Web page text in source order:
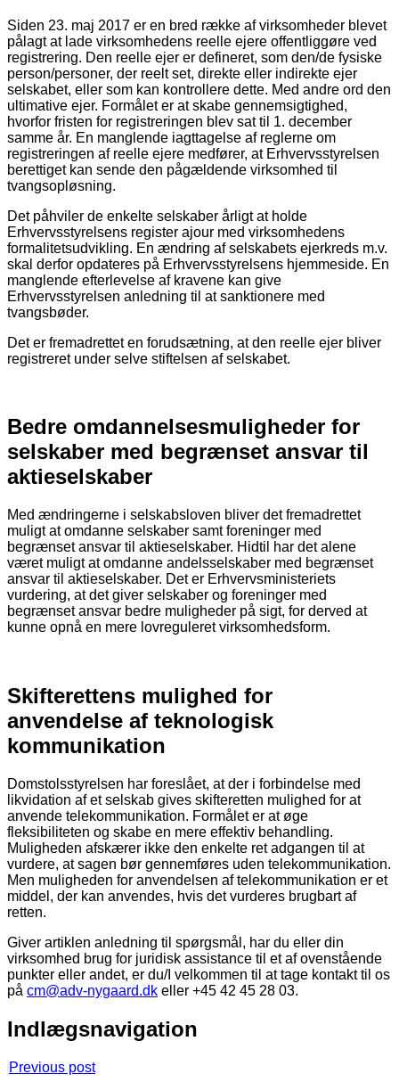
Siden 23. maj 2017 er en bred række af virksomheder blevet
pålagt at lade virksomhedens reelle ejere offentliggøre ved
registrering. Den reelle ejer er defineret, som den/de fysiske
person/personer, der reelt set, direkte eller indirekte ejer
selskabet, eller som kan kontrollere dette. Med andre ord den
ultimative ejer. Formålet er at skabe gennemsigtighed,
hvorfor fristen for registreringen blev sat til 1. december
samme år. En manglende iagttagelse af reglerne om
registreringen af reelle ejere medfører, at Erhvervsstyrelsen
berettiget kan sende den pågældende virksomhed til
tvangsopløsning.
Det påhviler de enkelte selskaber årligt at holde
Erhvervsstyrelsens register ajour med virksomhedens
formalitetsudvikling. En ændring af selskabets ejerkreds m.v.
skal derfor opdateres på Erhvervsstyrelsens hjemmeside. En
manglende efterlevelse af kravene kan give
Erhvervsstyrelsen anledning til at sanktionere med
tvangsbøder.
Det er fremadrettet en forudsætning, at den reelle ejer bliver
registreret under selve stiftelsen af selskabet.
Bedre omdannelsesmuligheder for
selskaber med begrænset ansvar til
aktieselskaber
Med ændringerne i selskabsloven bliver det fremadrettet
muligt at omdanne selskaber samt foreninger med
begrænset ansvar til aktieselskaber. Hidtil har det alene
været muligt at omdanne andelsselskaber med begrænset
ansvar til aktieselskaber. Det er Erhvervsministeriets
vurdering, at det giver selskaber og foreninger med
begrænset ansvar bedre muligheder på sigt, for derved at
kunne opnå en mere lovreguleret virksomhedsform.
Skifterettens mulighed for
anvendelse af teknologisk
kommunikation
Domstolsstyrelsen har foreslået, at der i forbindelse med
likvidation af et selskab gives skifteretten mulighed for at
anvende telekommunikation. Formålet er at øge
fleksibiliteten og skabe en mere effektiv behandling.
Muligheden afskærer ikke den enkelte ret adgangen til at
vurdere, at sagen bør gennemføres uden telekommunikation.
Men muligheden for anvendelsen af telekommunikation er et
middel, der kan anvendes, hvis det vurderes brugbart af
retten.
Giver artiklen anledning til spørgsmål, har du eller din
virksomhed brug for juridisk assistance til et af ovenstående
punkter eller andet, er du/I velkommen til at tage kontakt til os
på cm@adv-nygaard.dk eller +45 42 45 28 03.
Indlægsnavigation
Previous post